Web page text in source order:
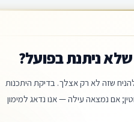
ניתנת בפועל?
שזה לא רק אצלך. בדיקת היתכנות
אם נמצאה עילה — אנו נדאג למימון